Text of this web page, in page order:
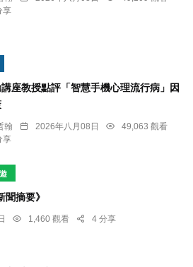
享
座教授點評「智慧手機心理流行病」因
翰 2026年八月08日
49,063 觀看
享
摘要》
1,460 觀看 4 分享